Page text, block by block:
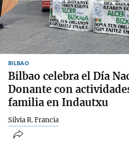
BILBAO
Bilbao celebra el Día
Donante con
familia en Indautxu
Silvia R. Francia